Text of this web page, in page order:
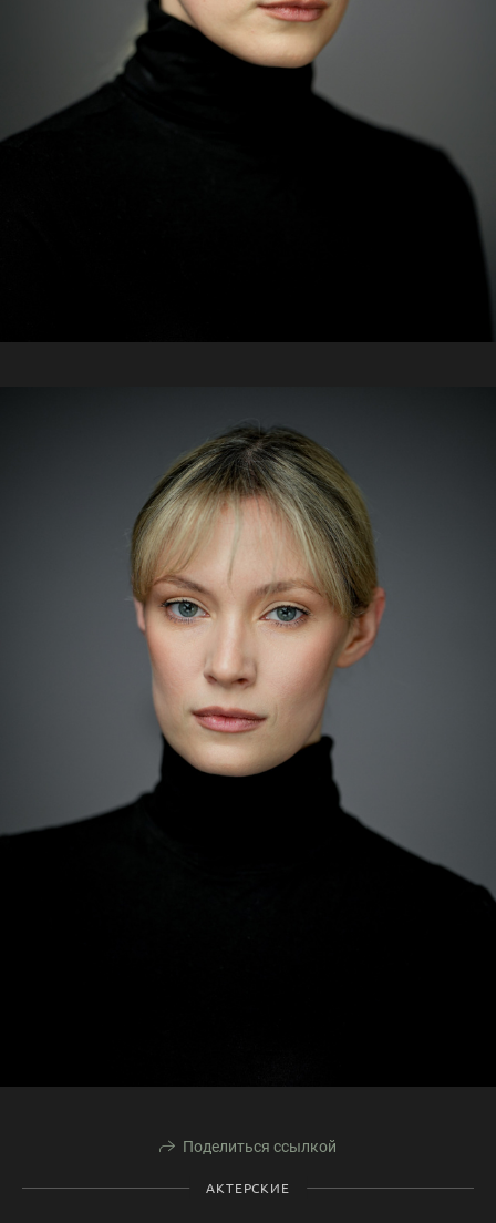
Поделиться ссылкой
АКТЕРСКИЕ